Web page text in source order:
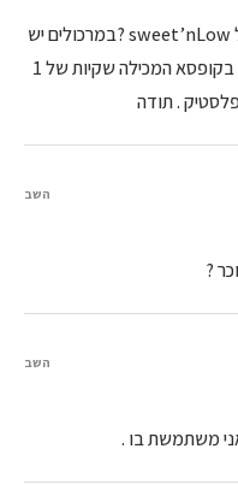
האם התכוונת למתוק וקל sweet’nLow ?במרכולים יש
רק את הממתיקים שלהם בקופסא המכילה שקיות של 1
. תודה
?
השב
משתמשת בו .
השב